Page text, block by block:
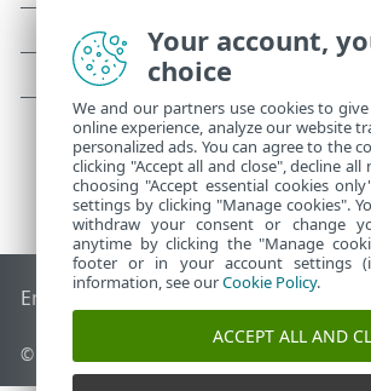
End of Life ESET žinių bazė ESET forumas
© 1992 - 2025 ESET, spol. s r.o. - Visos teisės
Your account,
choice
We and our partners use cookies to
online experience, analyze our website
personalized ads. You can agree to the
clicking "Accept all and close", decline
choosing "Accept essential cookies
settings by clicking "Manage cookies".
withdraw your consent or change
anytime by clicking the "Manage
footer or in your account settings
information, see ourCookie Policy.
ACCEPT ALL AND